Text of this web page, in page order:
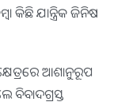
କିଛି ଯାନ୍ତ୍ରିକ ଜିନିଷ
ଆଶାନୁରୂପ
ବିବାଦଗ୍ରସ୍ତ